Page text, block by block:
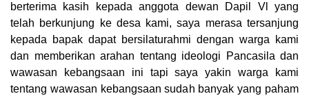
berterima kasih kepada anggota dewan Dapil Vl yang
telah berkunjung ke desa kami, saya merasa tersanjung
kepada bapak dapat bersilaturahmi dengan warga kami
dan memberikan arahan tentang ideologi Pancasila dan
wawasan kebangsaan ini tapi saya yakin warga kami
tentang wawasan kebangsaan sudah banyak yang paham